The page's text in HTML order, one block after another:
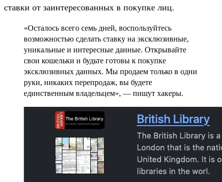
ставки от заинтересованных в покупке лиц.
«Осталось всего семь дней, воспользуйтесь
возможностью сделать ставку на эксклюзивные,
уникальные и интересные данные. Открывайте
свои кошельки и будьте готовы к покупке
эксклюзивных данных. Мы продаем только в одни
руки, никаких перепродаж, вы будете
единственным владельцем», — пишут хакеры.